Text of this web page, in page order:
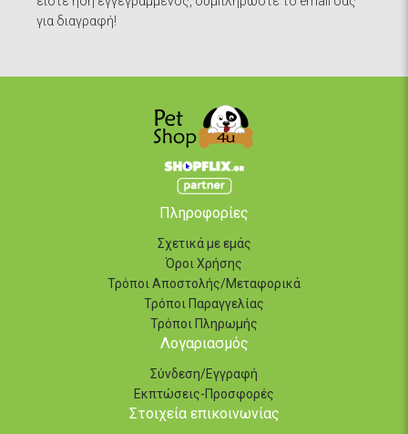
για διαγραφή!
Πληροφορίες
Σχετικά με εμάς
Όροι Χρήσης
Τρόποι Αποστολής/Μεταφορικά
Τρόποι Παραγγελίας
Τρόποι Πληρωμής
Λογαριασμός
Σύνδεση/Εγγραφή
Εκπτώσεις-Προσφορές
Στοιχεία επικοινωνίας